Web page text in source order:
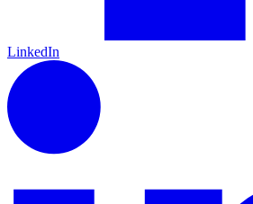
LinkedIn